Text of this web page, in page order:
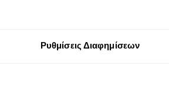
Ρυθμίσεις Διαφημίσεων